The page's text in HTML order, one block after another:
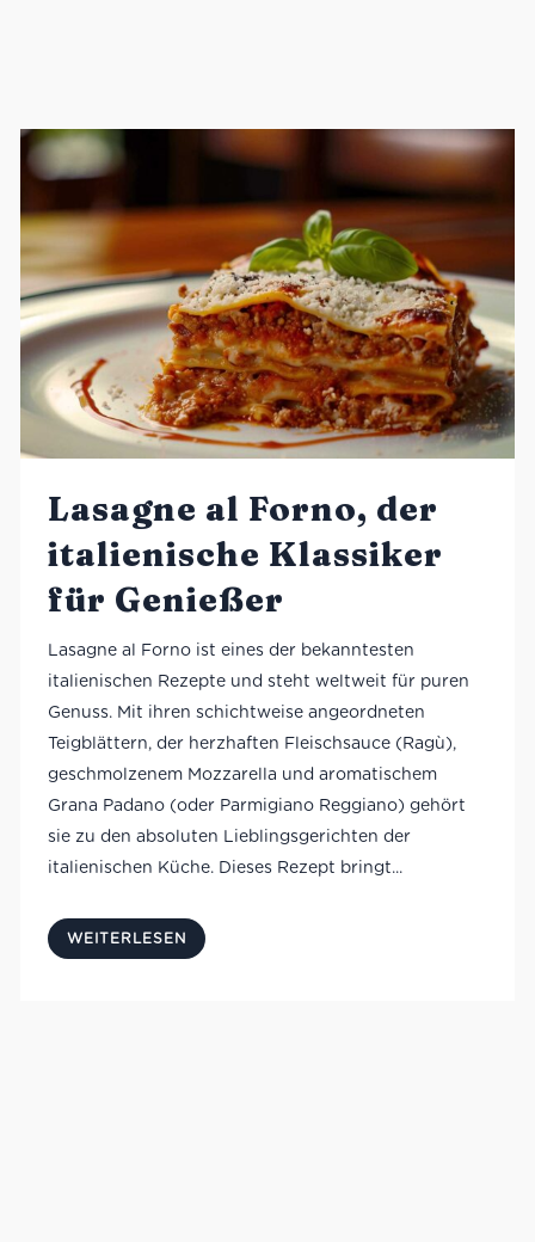
Lasagne al Forno, der
italienische Klassiker
für Genießer
Lasagne al Forno ist eines der bekanntesten
italienischen Rezepte und steht weltweit für puren
Genuss. Mit ihren schichtweise angeordneten
Teigblättern, der herzhaften Fleischsauce (Ragù),
geschmolzenem Mozzarella und aromatischem
Grana Padano (oder Parmigiano Reggiano) gehört
sie zu den absoluten Lieblingsgerichten der
italienischen Küche. Dieses Rezept bringt...
WEITERLESEN